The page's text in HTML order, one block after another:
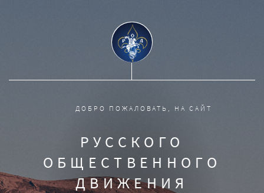
ДОБРО ПОЖАЛОВАТЬ, НА САЙТ
РУССКОГО
ОБЩЕСТВЕННОГО
ДВИЖЕНИЯ